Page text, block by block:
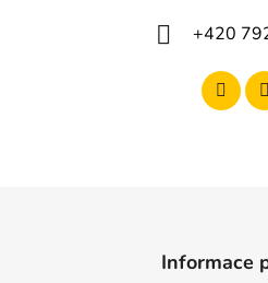
+420
Informace